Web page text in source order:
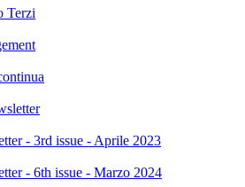
Terzi
- 3rd issue - Aprile 2023
- 6th issue - Marzo 2024